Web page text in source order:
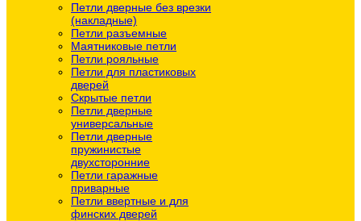
Петли дверные без врезки
(накладные)
Петли разъемные
Маятниковые петли
Петли рояльные
Петли для пластиковых
дверей
Скрытые петли
Петли дверные
универсальные
Петли дверные
пружинистые
двухсторонние
Петли гаражные
приварные
Петли ввертные и для
финских дверей